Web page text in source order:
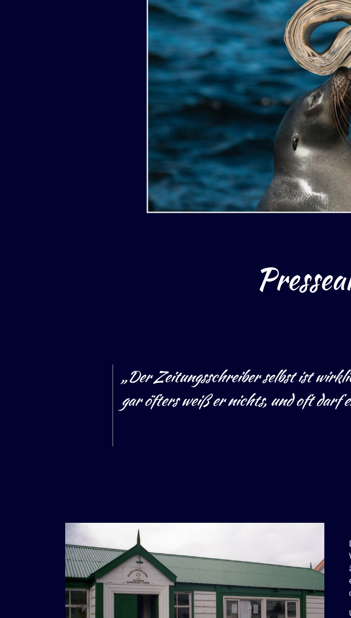
„Der Zeitungsschreiber selbst ist
gar öfters weiß er nichts, und oft darf